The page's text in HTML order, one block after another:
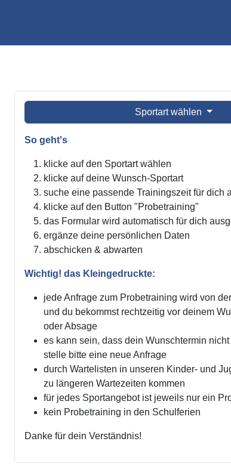
Sportart wählen
So geht's
klicke auf den Sportart wählen
klicke auf deine Wunsch-Sportart
suche eine passende Trainingszeit für dich
klicke auf den Button "Probetraining"
das Formular wird automatisch für dich
ergänze deine persönlichen Daten
abschicken & abwarten
Wichtig! das Kleingedruckte:
jede Anfrage zum Probetraining wird von
und du bekommst rechtzeitig vor deinem
oder Absage
es kann sein, dass dein Wunschtermin
stelle bitte eine neue Anfrage
durch Wartelisten in unseren Kinder- und
zu längeren Wartezeiten kommen
für jedes Sportangebot ist jeweils nur ein
kein Probetraining in den Schulferien
Danke für dein Verständnis!